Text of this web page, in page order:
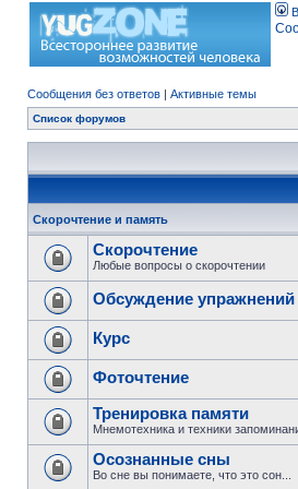
Сообщения без ответов | Активные темы
Список форумов
Скорочтение и память
Скорочтение
Любые вопросы о скорочтении
Обсуждение
Курс
Фоточтение
Тренировка памяти
Мнемотехника и техники
Осознанные сны
Во сне вы понимаете, что это сон...